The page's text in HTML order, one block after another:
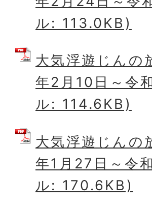
ル: 113.0KB)
大気浮遊じんの
年2月10日～令
ル: 114.6KB)
大気浮遊じんの
年1月27日～令
ル: 170.6KB)